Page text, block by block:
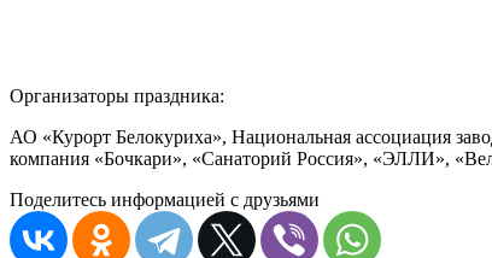
Организаторы праздника:
АО «Курорт Белокуриха», Национальная ассоциация
компания «Бочкари», «Санаторий Россия», «ЭЛЛИ»,
Поделитесь информацией с друзьями